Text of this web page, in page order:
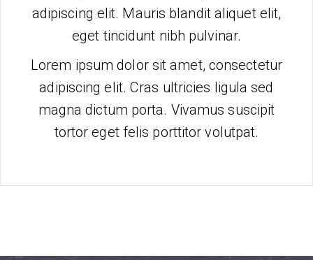
adipiscing elit. Mauris blandit aliquet elit,
eget tincidunt nibh pulvinar.
Lorem ipsum dolor sit amet, consectetur
adipiscing elit. Cras ultricies ligula sed
magna dictum porta. Vivamus suscipit
tortor eget felis porttitor volutpat.